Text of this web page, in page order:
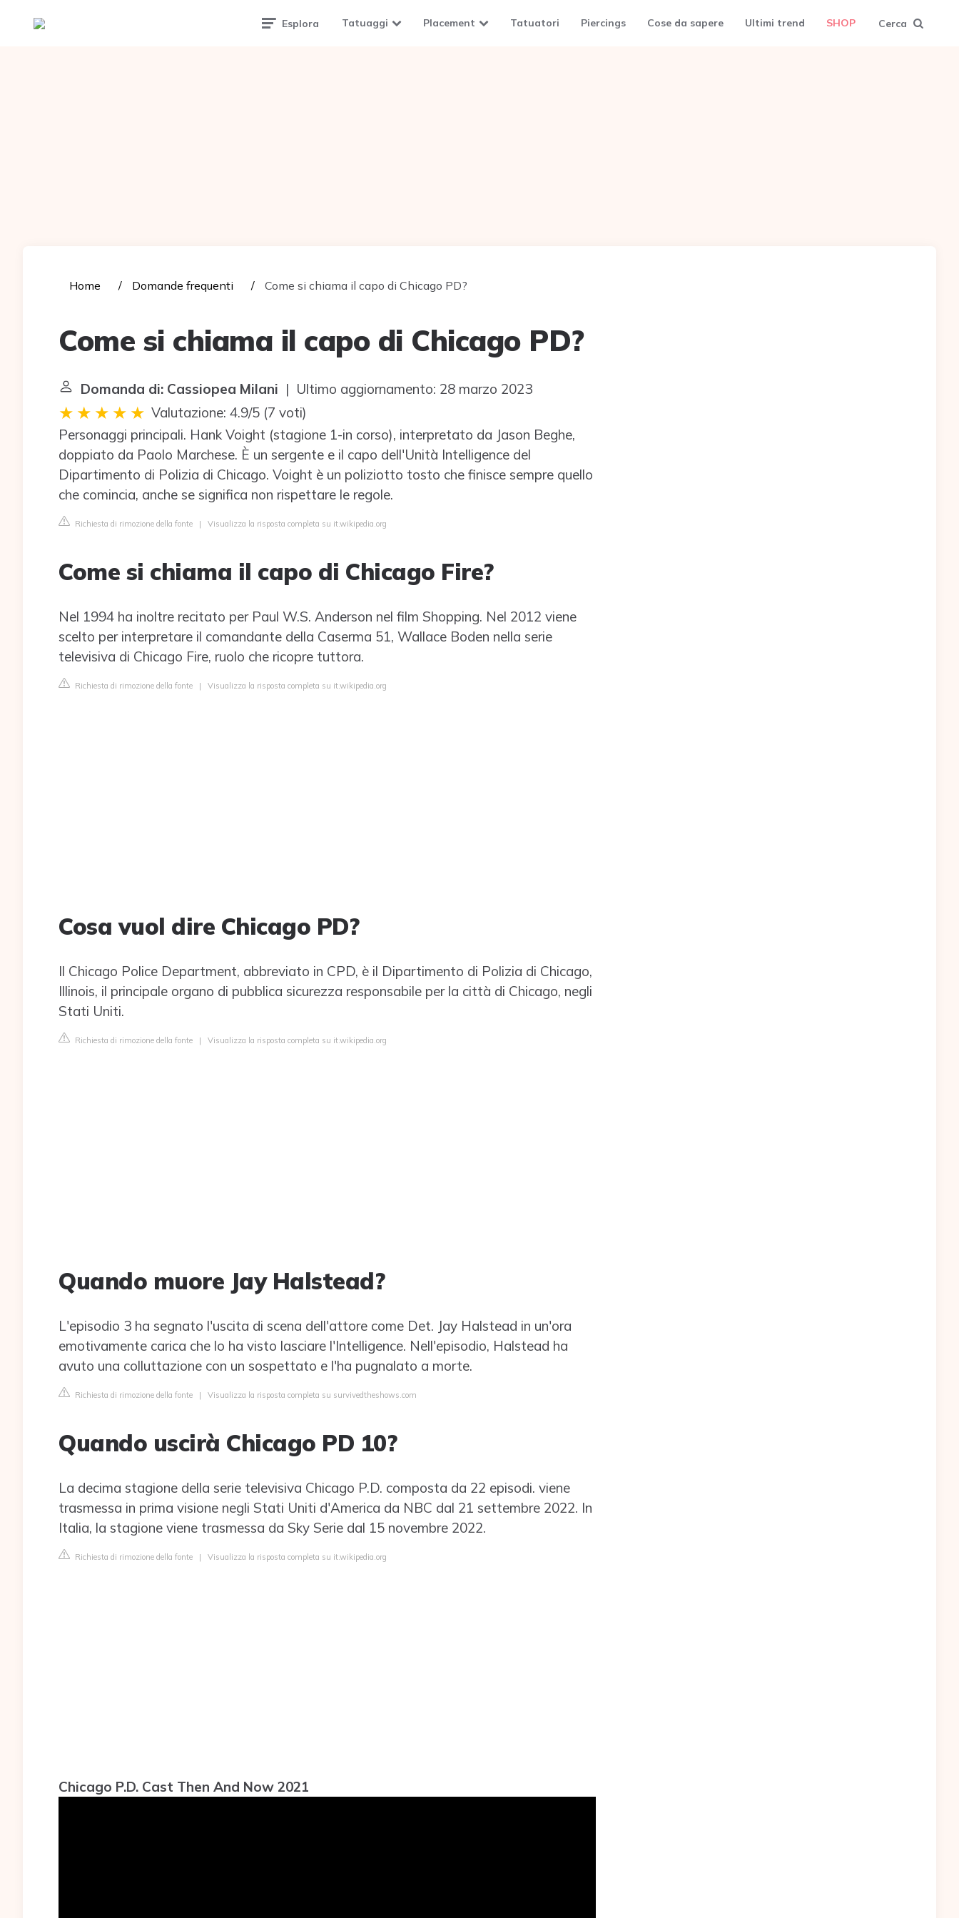
Tattoomuse.it Esplora Tatuaggi Placement Tatuatori Piercings Cose da sapere Ultimi trend SHOP Cerca
Home Domande frequenti Come si chiama il capo di Chicago PD?
Come si chiama il capo di Chicago PD?
Domanda di: Cassiopea Milani | Ultimo aggiornamento: 28 marzo 2023
Valutazione: 4.9/5 (7 voti)
Personaggi principali. Hank Voight (stagione 1-in corso), interpretato da Jason Beghe,
doppiato da Paolo Marchese. È un sergente e il capo dell'Unità Intelligence del
Dipartimento di Polizia di Chicago. Voight è un poliziotto tosto che finisce sempre quello
che comincia, anche se significa non rispettare le regole.
Richiesta di rimozione della fonte | Visualizza la risposta completa su it.wikipedia.org
Come si chiama il capo di Chicago Fire?
Nel 1994 ha inoltre recitato per Paul W.S. Anderson nel film Shopping. Nel 2012 viene
scelto per interpretare il comandante della Caserma 51, Wallace Boden nella serie
televisiva di Chicago Fire, ruolo che ricopre tuttora.
Richiesta di rimozione della fonte | Visualizza la risposta completa su it.wikipedia.org
Cosa vuol dire Chicago PD?
Il Chicago Police Department, abbreviato in CPD, è il Dipartimento di Polizia di Chicago,
Illinois, il principale organo di pubblica sicurezza responsabile per la città di Chicago, negli
Stati Uniti.
Richiesta di rimozione della fonte | Visualizza la risposta completa su it.wikipedia.org
Quando muore Jay Halstead?
L'episodio 3 ha segnato l'uscita di scena dell'attore come Det. Jay Halstead in un'ora
emotivamente carica che lo ha visto lasciare l'Intelligence. Nell'episodio, Halstead ha
avuto una colluttazione con un sospettato e l'ha pugnalato a morte.
Richiesta di rimozione della fonte | Visualizza la risposta completa su survivedtheshows.com
Quando uscirà Chicago PD 10?
La decima stagione della serie televisiva Chicago P.D. composta da 22 episodi. viene
trasmessa in prima visione negli Stati Uniti d'America da NBC dal 21 settembre 2022. In
Italia, la stagione viene trasmessa da Sky Serie dal 15 novembre 2022.
Richiesta di rimozione della fonte | Visualizza la risposta completa su it.wikipedia.org
Chicago P.D. Cast Then And Now 2021